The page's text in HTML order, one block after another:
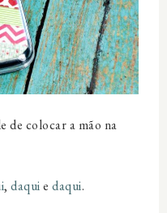
de colocar a mão na
, daquie daqui.